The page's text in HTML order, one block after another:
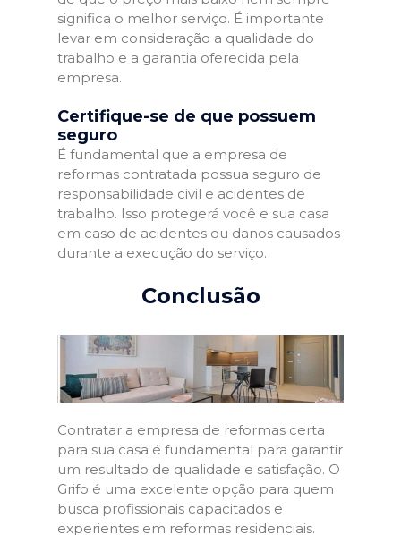
significa o melhor serviço. É importante
levar em consideração a qualidade do
trabalho e a garantia oferecida pela
empresa.
Certifique-se de que possuem
seguro
É fundamental que a empresa de
reformas contratada possua seguro de
responsabilidade civil e acidentes de
trabalho. Isso protegerá você e sua casa
em caso de acidentes ou danos causados
durante a execução do serviço.
Conclusão
Contratar a empresa de reformas certa
para sua casa é fundamental para garantir
um resultado de qualidade e satisfação. O
Grifo é uma excelente opção para quem
busca profissionais capacitados e
experientes em reformas residenciais.